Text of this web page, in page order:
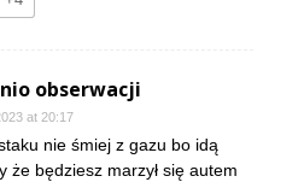
obserwacji
at 20:17
nie śmiej z gazu bo idą
że będziesz marzył się autem